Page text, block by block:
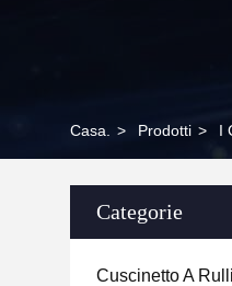
Casa. > Prodotti > I
Categorie
Cuscinetto A